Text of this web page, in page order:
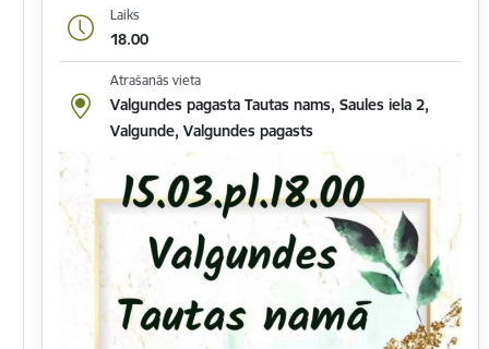
Laiks
18.00
Atrašanās vieta
Valgundes pagasta Tautas nams, Saules iela 2,
Valgunde, Valgundes pagasts